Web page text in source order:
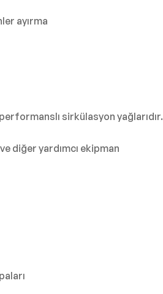
ayırma
sirkülasyon yağlarıdır.
diğer yardımcı ekipman